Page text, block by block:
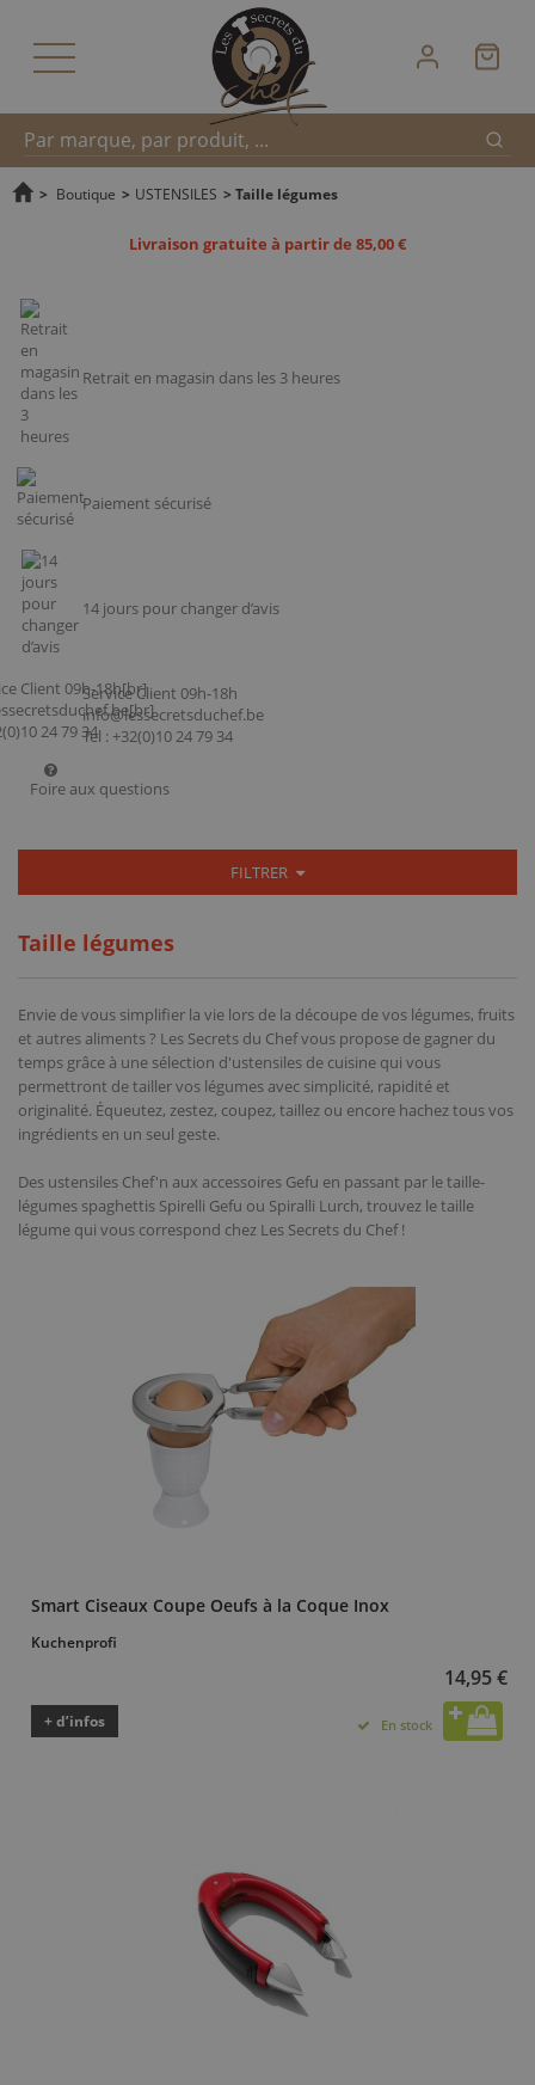
Recherche
> Boutique > USTENSILES > Taille légumes
Livraison gratuite à partir de 85,00 €
Retrait en magasin dans les 3 heures
Paiement sécurisé
14 jours pour changer d’avis
Service Client 09h-18h
info@lessecretsduchef.be
Tel : +32(0)10 24 79 34
Foire aux questions
FILTRER
Taille légumes
Envie de vous simplifier la vie lors de la découpe de vos légumes, fruits
et autres aliments ? Les Secrets du Chef vous propose de gagner du
temps grâce à une sélection d'ustensiles de cuisine qui vous
permettront de tailler vos légumes avec simplicité, rapidité et
originalité. Équeutez, zestez, coupez, taillez ou encore hachez tous vos
ingrédients en un seul geste.
Des ustensiles Chef'n aux accessoires Gefu en passant par le taille-
légumes spaghettis Spirelli Gefu ou Spiralli Lurch, trouvez le taille
légume qui vous correspond chez Les Secrets du Chef !
Smart Ciseaux Coupe Oeufs à la Coque Inox
Kuchenprofi
14,95 €
+ d’infos En stock